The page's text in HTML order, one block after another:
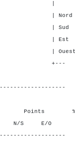
P
- -
- -
- 2
- 2
%
O N/